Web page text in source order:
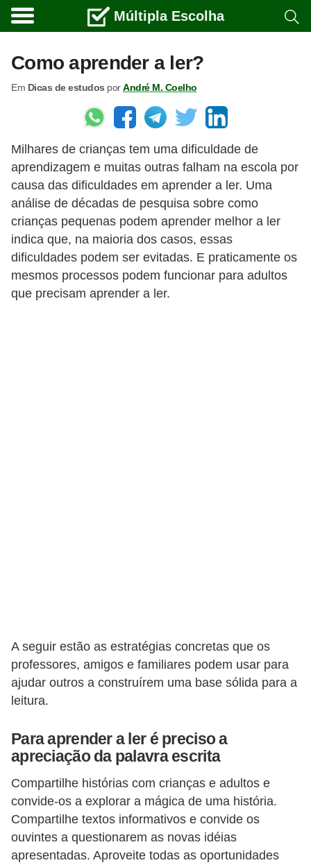
Múltipla Escolha
Como aprender a ler?
Em Dicas de estudos porAndré M. Coelho
Milhares de crianças tem uma dificuldade de
aprendizagem e muitas outras falham na escola por
causa das dificuldades em aprender a ler. Uma
análise de décadas de pesquisa sobre como
crianças pequenas podem aprender melhor a ler
indica que, na maioria dos casos, essas
dificuldades podem ser evitadas. E praticamente os
mesmos processos podem funcionar para adultos
que precisam aprender a ler.
A seguir estão as estratégias concretas que os
professores, amigos e familiares podem usar para
ajudar outros a construírem uma base sólida para a
leitura.
Para aprender a ler é preciso a
apreciação da palavra escrita
Compartilhe histórias com crianças e adultos e
convide-os a explorar a mágica de uma história.
Compartilhe textos informativos e convide os
ouvintes a questionarem as novas idéias
apresentadas. Aproveite todas as oportunidades
C
r
s
e
c
a
r
r
e
i
r
s
D
i
c
s
e
e
s
t